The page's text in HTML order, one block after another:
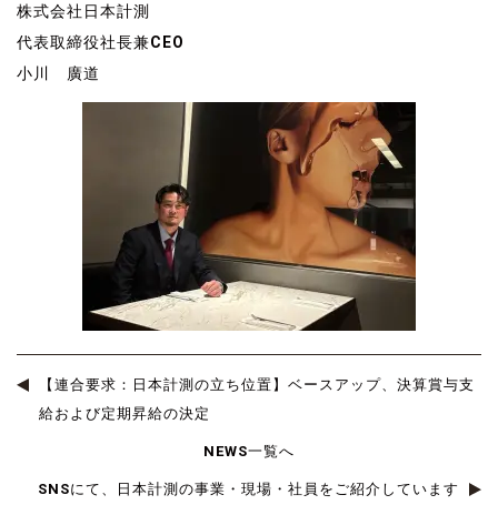
株式会社日本計測
代表取締役社長兼CEO
小川 廣道
【連合要求：日本計測の立ち位置】ベースアップ、決算賞与支
給および定期昇給の決定
NEWS一覧へ
SNSにて、日本計測の事業・現場・社員をご紹介しています